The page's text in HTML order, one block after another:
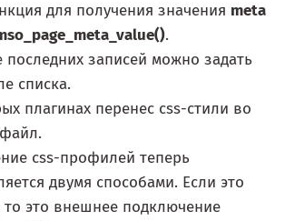
для получения значения meta
.
последних записей можно задать
списка.
плагинах перенес css-стили во
css-профилей теперь
двумя способами. Если это
то это внешнее подключение